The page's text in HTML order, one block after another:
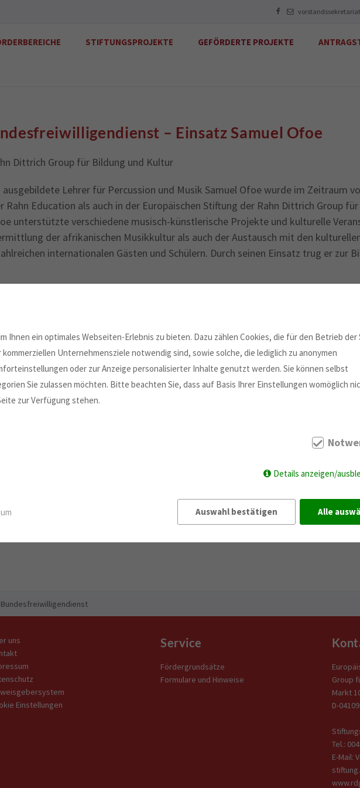
STIFTUNGSPROJEKTE GEFÖRDERTE PROJEKTE
– Einsatz Samuel Ofoe
Dittrich Group für Bildung und Kultur
ausgebildete Lehrer für Percussion und Musik Samuel Ofoe wurde im Zeitraum
Education als auch in der Europäischen Stiftung der Rahn Dittrich Group
unterstützte verschiedene musisch-künstlerische Projekte und kulturelle
der afrikanischen Musikkultur als auch der Austausch mit den
internationalen Gästen und Schülern. Durch seinen Einsatz trug er zur
Bundesfreiwilligendienst
uns
Einstellungen
Service
Fördergrundsätze
Formulare und Hinweise
Group
Markt
D-
Tel.:
E-Mail:
Ihnen ein optimales Webseiten-Erlebnis zu bieten. Dazu zählen Cookies, die für den Betrieb der
Unternehmensziele notwendig sind, sowie solche, die lediglich zu anonymen
oder zur Anzeige personalisierter Inhalte genutzt werden. Sie können selbst
Sie zulassen möchten. Bitte beachten Sie, dass auf Basis Ihrer Einstellungen womöglich
zur Verfügung stehen.
Details anzeigen/
Auswahl bestätigen Alle